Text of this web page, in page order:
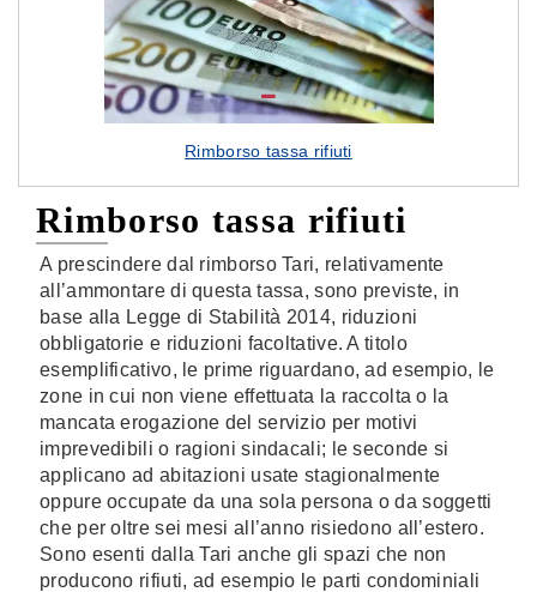
Rimborso tassa rifiuti
Rimborso tassa rifiuti
A prescindere dal rimborso Tari, relativamente
all’ammontare di questa tassa, sono previste, in
base alla Legge di Stabilità 2014, riduzioni
obbligatorie e riduzioni facoltative. A titolo
esemplificativo, le prime riguardano, ad esempio, le
zone in cui non viene effettuata la raccolta o la
mancata erogazione del servizio per motivi
imprevedibili o ragioni sindacali; le seconde si
applicano ad abitazioni usate stagionalmente
oppure occupate da una sola persona o da soggetti
che per oltre sei mesi all’anno risiedono all’estero.
Sono esenti dalla Tari anche gli spazi che non
producono rifiuti, ad esempio le parti condominiali